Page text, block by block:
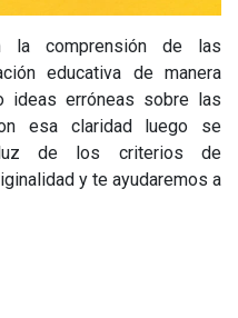
la comprensión de las
educativa de manera
ideas erróneas sobre las
esa claridad luego se
de los criterios de
y te ayudaremos a